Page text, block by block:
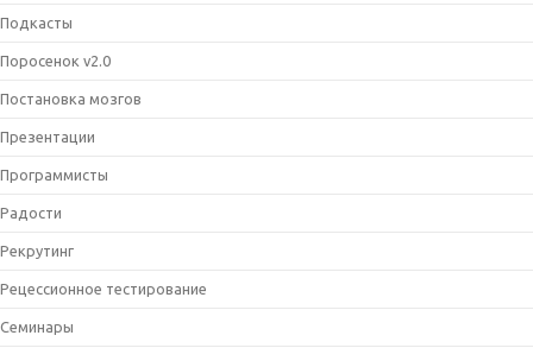
Подкасты
Поросенок v2.0
Постановка мозгов
Презентации
Программисты
Радости
Рекрутинг
Рецессионное тестирование
Семинары